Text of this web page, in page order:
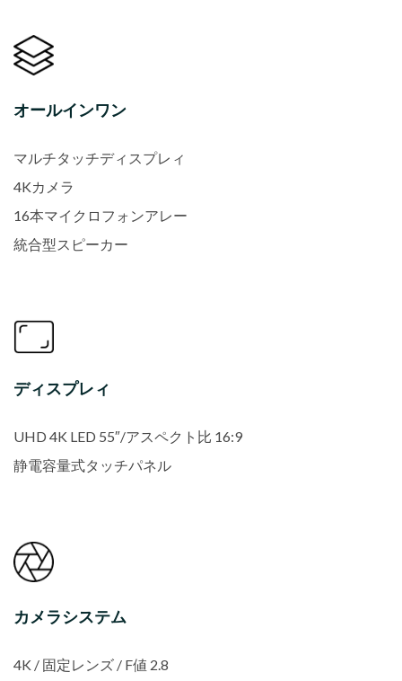
オールインワン
マルチタッチディスプレィ
4Kカメラ
16本マイクロフォンアレー
統合型スピーカー
ディスプレィ
UHD 4K LED 55″/アスペクト比 16:9
静電容量式タッチパネル
カメラシステム
4K / 固定レンズ / F値 2.8